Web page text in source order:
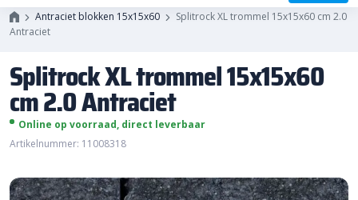
Antraciet blokken 15x15x60
Splitrock XL trommel 15x15x60 cm 2.0
Antraciet
Splitrock XL trommel 15x15x60
cm 2.0 Antraciet
Online op voorraad, direct leverbaar
Artikelnummer: 11008318